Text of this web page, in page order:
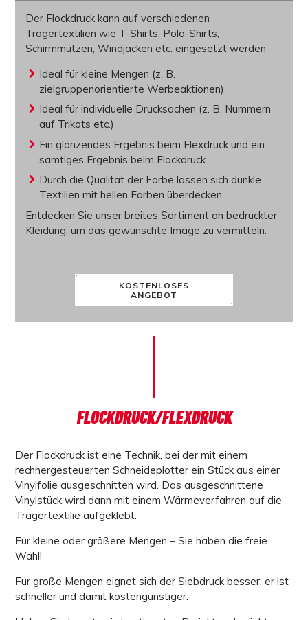
Der Flockdruck kann auf verschiedenen
Trägertextilien wie T-Shirts, Polo-Shirts,
Schirmmützen, Windjacken etc. eingesetzt werden
Ideal für kleine Mengen (z. B.
zielgruppenorientierte Werbeaktionen)
Ideal für individuelle Drucksachen (z. B. Nummern
auf Trikots etc.)
Ein glänzendes Ergebnis beim Flexdruck und ein
samtiges Ergebnis beim Flockdruck.
Durch die Qualität der Farbe lassen sich dunkle
Textilien mit hellen Farben überdecken.
Entdecken Sie unserbreites Sortiment an bedruckter
Kleidung , um das gewünschte Image zu vermitteln.
KOSTENLOSES
ANGEBOT
FLOCKDRUCK/FLEXDRUCK
Der Flockdruckist eine Technik, bei der mit einem
rechnergesteuerten Schneideplotter ein Stück aus einer
Vinylfolie ausgeschnitten wird. Das ausgeschnittene
Vinylstück wird dann mit einem Wärmeverfahren auf die
Trägertextilie aufgeklebt.
Für kleine oder größere Mengen – Sie haben die freie
Wahl!
Für große Mengen eignet sich der Siebdruck besser; er ist
schneller und damit kostengünstiger.